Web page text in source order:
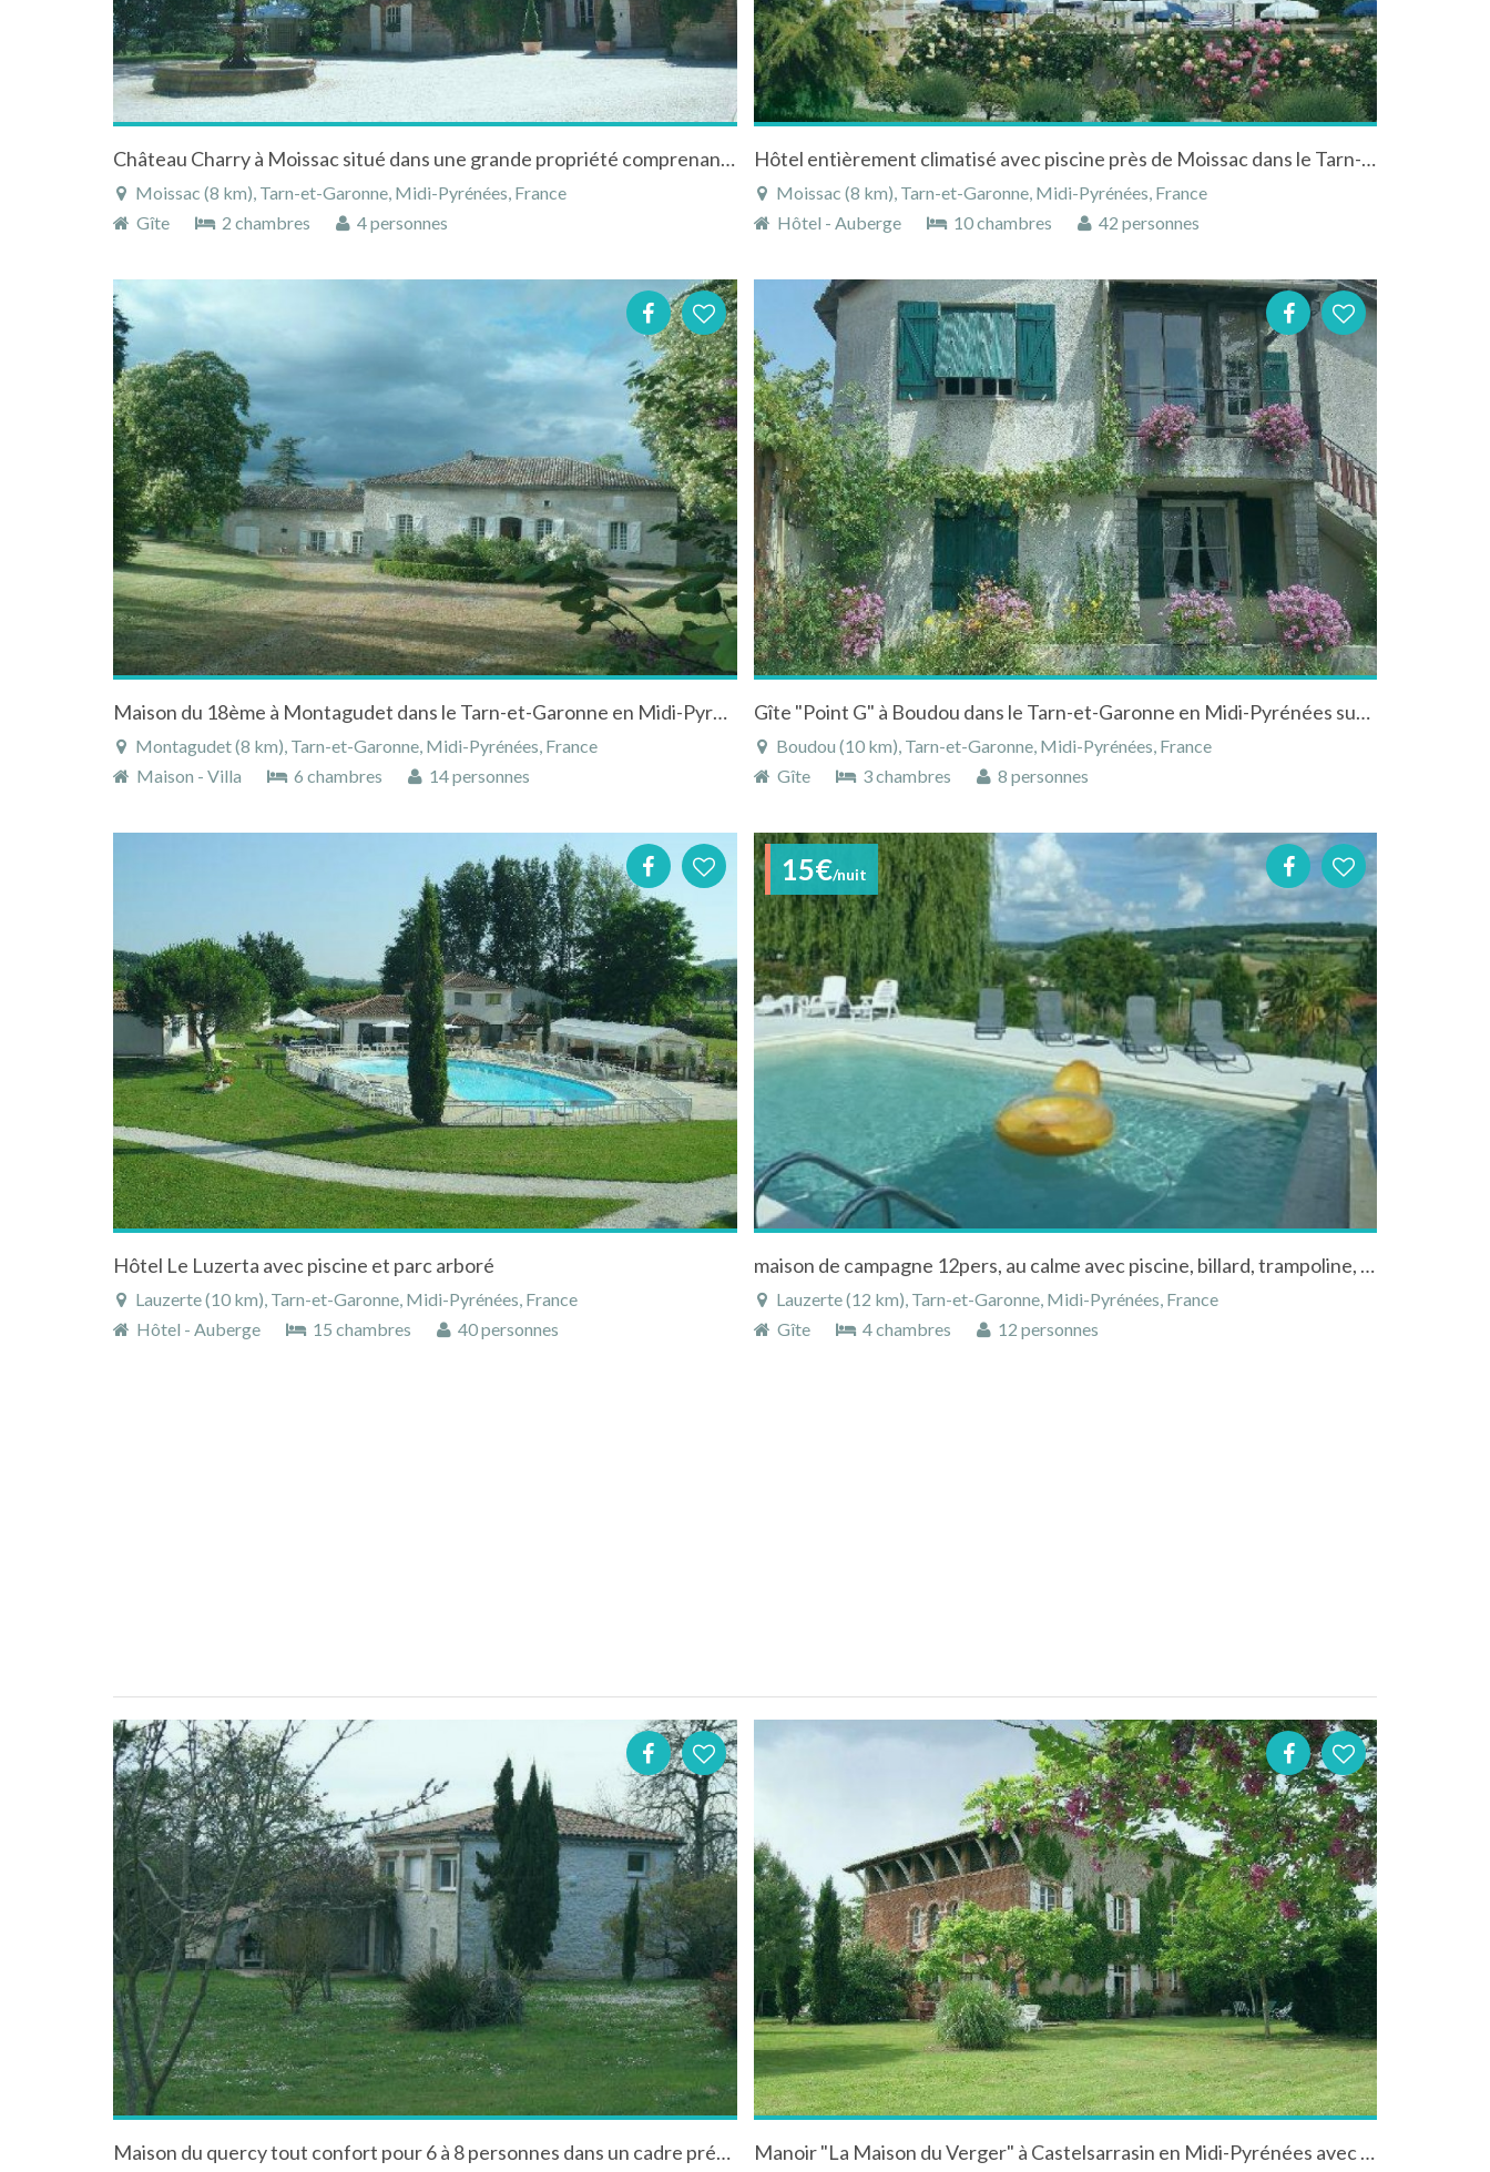
Château Charry à Moissac situé dans une grande propriété comprenant un grand parc et piscine
Moissac (8 km), Tarn-et-Garonne, Midi-Pyrénées, France
Gîte
2 chambres 4 personnes
Hôtel entièrement climatisé avec piscine près de Moissac dans le Tarn-et-Garonne
Moissac (8 km), Tarn-et-Garonne, Midi-Pyrénées, France
Hôtel - Auberge
10 chambres 42 personnes
Maison du 18ème à Montagudet dans le Tarn-et-Garonne en Midi-Pyrénées avec piscine
Montagudet (8 km), Tarn-et-Garonne, Midi-Pyrénées, France
Maison - Villa
6 chambres 14 personnes
Gîte "Point G" à Boudou dans le Tarn-et-Garonne en Midi-Pyrénées sur les coteaux de Moissac
Boudou (10 km), Tarn-et-Garonne, Midi-Pyrénées, France
Gîte
3 chambres 8 personnes
Hôtel Le Luzerta avec piscine et parc arboré
Lauzerte (10 km), Tarn-et-Garonne, Midi-Pyrénées, France
Hôtel - Auberge
15 chambres 40 personnes
15€/nuit
maison de campagne 12pers, au calme avec piscine, billard, trampoline, baby foot
Lauzerte (12 km), Tarn-et-Garonne, Midi-Pyrénées, France
Gîte
4 chambres 12 personnes
Maison du quercy tout confort pour 6 à 8 personnes dans un cadre préservé. Manoir "La Maison du Verger" à Castelsarrasin en Midi-Pyrénées avec piscine et jacuzzi